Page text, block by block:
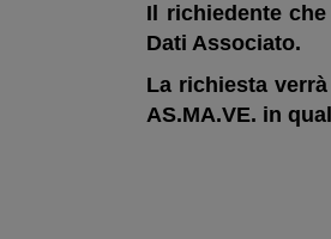
Il richiedente
Dati Associato.
La richiesta
AS.MA.VE. in